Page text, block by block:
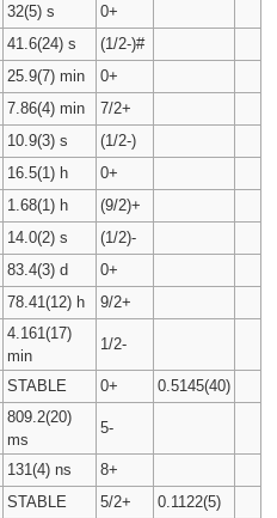
32(5) s 0+
41.6(24) s (1/2-)#
25.9(7) min 0+
7.86(4) min 7/2+
10.9(3) s (1/2-)
16.5(1) h 0+
1.68(1) h (9/2)+
14.0(2) s (1/2)-
83.4(3) d 0+
78.41(12) h 9/2+
4.161(17)
min
1/2-
STABLE 0+ 0.5145(40)
809.2(20)
ms
5-
131(4) ns 8+
STABLE 5/2+ 0.1122(5)